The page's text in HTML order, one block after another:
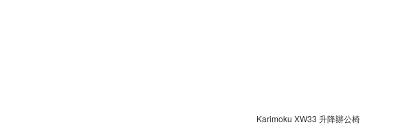
Karimoku XW33 升降辦公椅